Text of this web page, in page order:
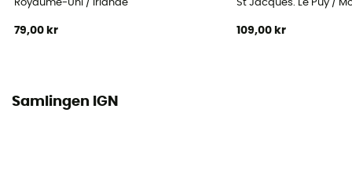
Royaume-Uni / Irlande
79,00 kr
St Jacques. Le Puy /
109,00 kr
Samlingen IGN